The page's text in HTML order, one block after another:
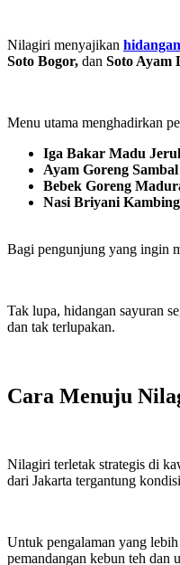
Nilagiri menyajikan
Soto Bogor, dan Soto Ayam
Menu utama menghadirkan
Iga Bakar Madu
Ayam Goreng
Bebek Goreng
Nasi Briyani Kambing
Bagi pengunjung yang ingin
Tak lupa, hidangan sayuran
dan tak terlupakan.
Cara Menuju
Nilagiri terletak strategis di
dari Jakarta tergantung
Untuk pengalaman yang
pemandangan kebun teh dan